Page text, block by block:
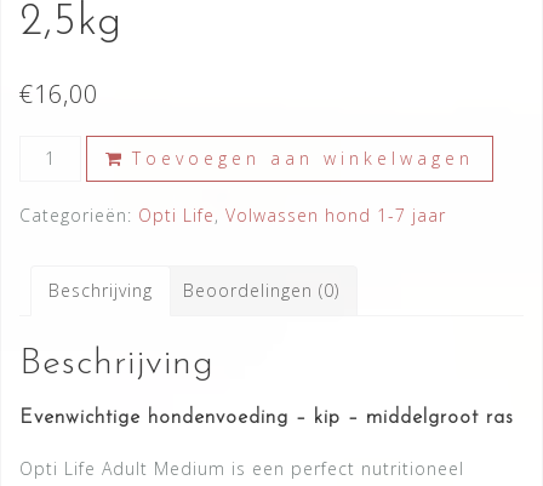
2,5kg
€16,00
Adult
Medium
-
Toevoegen aan winkelwagen
Categorieën: Opti Life, Volwassen hond 1-7 jaar
Beschrijving Beoordelingen (0)
Beschrijving
Evenwichtige hondenvoeding – kip – middelgroot ras
Opti Life Adult Medium is een perfect nutritioneel